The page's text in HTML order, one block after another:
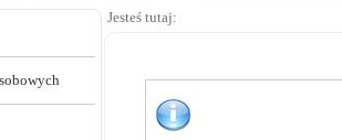
Jesteś tutaj: